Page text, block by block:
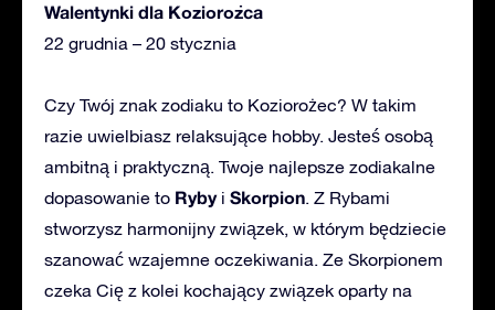
Walentynki dla Koziorożca
22 grudnia – 20 stycznia
Czy Twój znak zodiaku to Koziorożec? W takim
razie uwielbiasz relaksujące hobby. Jesteś osobą
ambitną i praktyczną. Twoje najlepsze zodiakalne
dopasowanie to Rybyi Skorpion. Z Rybami
stworzysz harmonijny związek, w którym będziecie
szanować wzajemne oczekiwania. Ze Skorpionem
czeka Cię z kolei kochający związek oparty na